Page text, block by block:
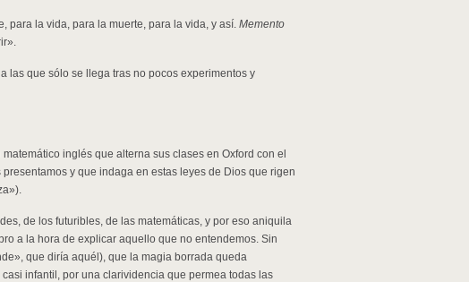
para la vida, para la muerte, para la vida, y así. Memento
las que sólo se llega tras no pocos experimentos y
inglés que alterna sus clases en Oxford con el
y que indaga en estas leyes de Dios que rigen
de los futuribles, de las matemáticas, y por eso aniquila
a la hora de explicar aquello que no entendemos. Sin
que diría aquél), que la magia borrada queda
infantil, por una clarividencia que permea todas las